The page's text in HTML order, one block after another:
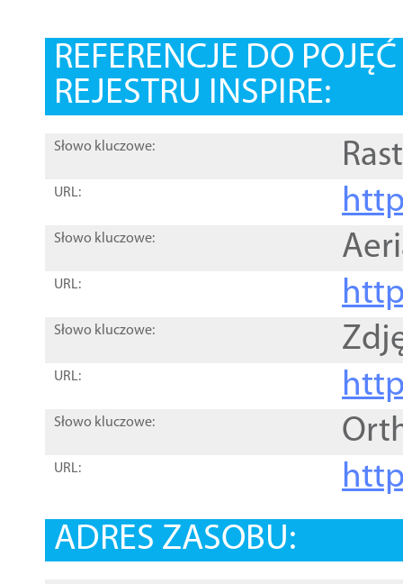
REFERENCJE DO
REJESTRU INSPIRE:
Słowo kluczowe:
URL:
Słowo kluczowe:
URL:
Słowo kluczowe:
URL:
Słowo kluczowe:
URL:
ADRES ZASOBU: